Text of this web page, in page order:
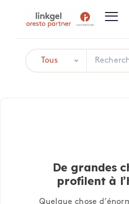
De grandes
profilent à
Quelque chose